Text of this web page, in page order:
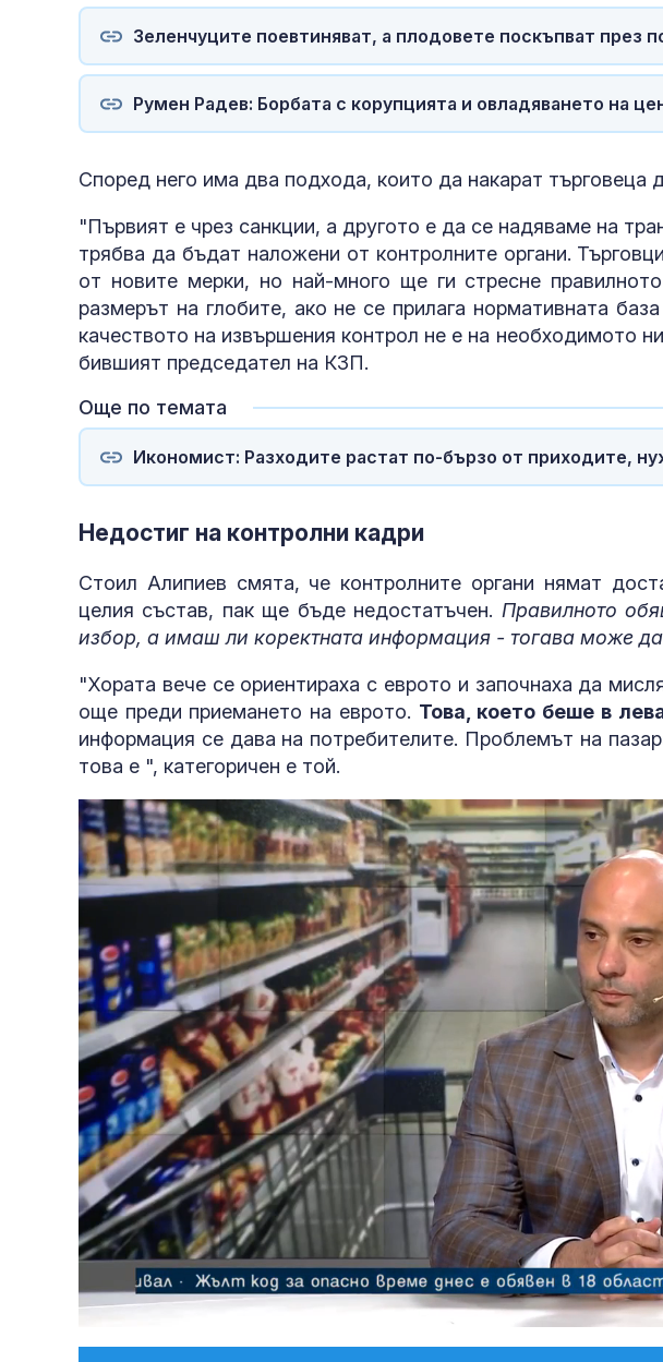
Зеленчуците поевтиняват, а плодовете поскъпват през
Румен Радев: Борбата с корупцията и овладяването на
Според него има два подхода, които да накарат търговеца
"Първият е чрез санкции, а другото е да се надяваме на
трябва да бъдат наложени от контролните органи.
от новите мерки, но най-много ще ги стресне
размерът на глобите, ако не се прилага нормативната
качеството на извършения контрол не е на необходимото
бившият председател на КЗП.
Още по темата
Икономист: Разходите растат по-бързо от приходите,
Недостиг на контролни кадри
Стоил Алипиев смята, че контролните органи нямат
целия състав, пак ще бъде недостатъчен. Правилното
избор, а имаш ли коректната информация - тогава може
"Хората вече се ориентираха с еврото и започнаха да
още преди приемането на еврото. Това, което беше в
информация се дава на потребителите. Проблемът на
това е ", категоричен е той.